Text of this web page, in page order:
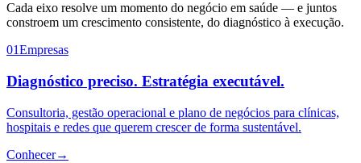
Cada eixo resolve um momento do negócio em saúde — e juntos
constroem um crescimento consistente, do diagnóstico à execução.
01Empresas
Diagnóstico preciso. Estratégia executável.
Consultoria, gestão operacional e plano de negócios para clínicas,
hospitais e redes que querem crescer de forma sustentável.
Conhecer→